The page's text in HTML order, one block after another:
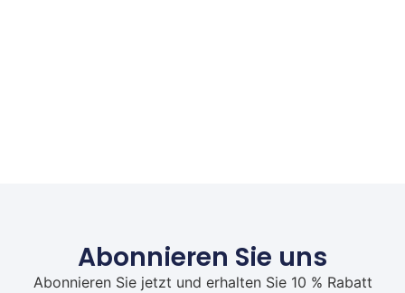
Abonnieren Sie uns
Abonnieren Sie jetzt und erhalten Sie 10 % Rabatt